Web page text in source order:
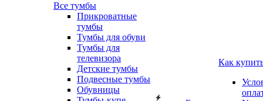
Все тумбы
Прикроватные
тумбы
Тумбы для обуви
Тумбы для
телевизора
Детские тумбы
Подвесные тумбы
Обувницы
Как